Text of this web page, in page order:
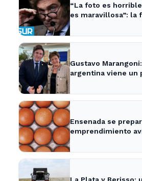
“La foto es
es maravillosa”: la
Gustavo
argentina viene un
Ensenada se
emprendimiento